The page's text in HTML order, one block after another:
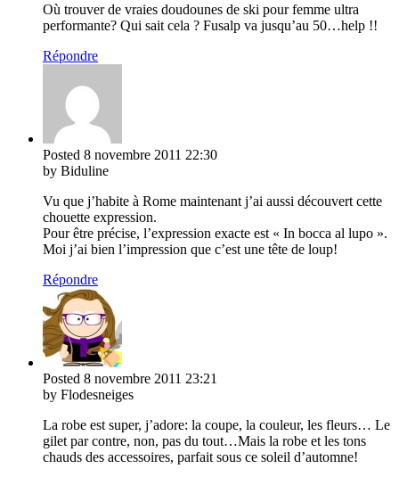
Où trouver de vraies doudounes de ski pour femme ultra
performante? Qui sait cela ? Fusalp va jusqu’au 50…help !!
Répondre
Posted 8 novembre 2011 22:30
by Biduline
Vu que j’habite à Rome maintenant j’ai aussi découvert cette
chouette expression.
Pour être précise, l’expression exacte est « In bocca al lupo ».
Moi j’ai bien l’impression que c’est une tête de loup!
Répondre
Posted 8 novembre 2011 23:21
by Flodesneiges
La robe est super, j’adore: la coupe, la couleur, les fleurs… Le
gilet par contre, non, pas du tout…Mais la robe et les tons
chauds des accessoires, parfait sous ce soleil d’automne!